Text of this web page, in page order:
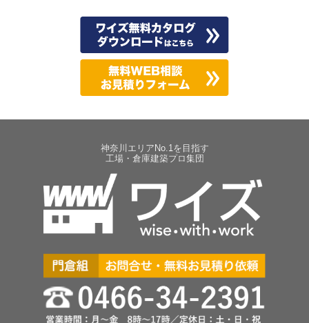
神奈川エリアNo.1を目指す
工場・倉庫建築プロ集団